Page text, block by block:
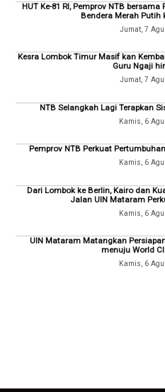
HUT Ke-81 RI, Pemprov NTB
Bendera Merah Putih
Jumat, 7
Kesra Lombok Timur Masif kan
Guru Ngaji
Jumat, 7
NTB Selangkah Lagi Terapkan
Kamis, 6
Pemprov NTB Perkuat
Kamis, 6
Dari Lombok ke Berlin, Kairo dan
Jalan UIN Mataram
Kamis, 6
UIN Mataram Matangkan
menuju World
Kamis, 6